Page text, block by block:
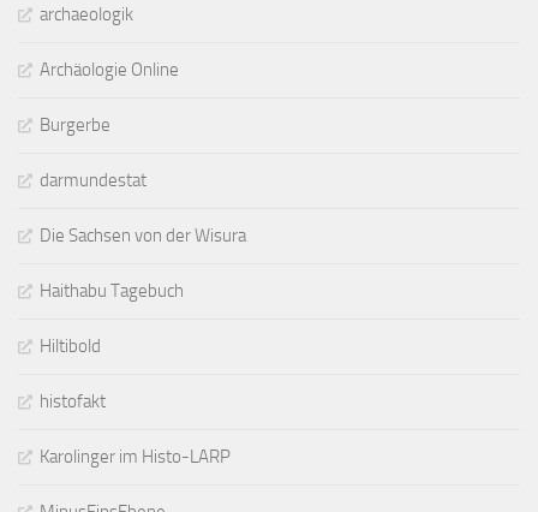
archaeologik
Archäologie Online
Burgerbe
darmundestat
Die Sachsen von der Wisura
Haithabu Tagebuch
Hiltibold
histofakt
Karolinger im Histo-LARP